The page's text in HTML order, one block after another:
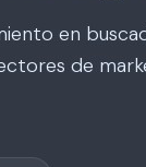
en
de